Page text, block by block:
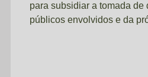
para subsidiar a tomada de
públicos envolvidos e da